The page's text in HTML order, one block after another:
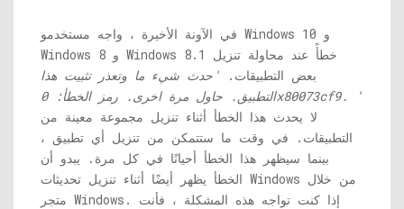
في الآونة الأخيرة ، واجه مستخدمو Windows 10 و
Windows 8 و Windows 8.1 خطأً عند محاولة تنزيل
بعض التطبيقات. 'حدث شيء ما وتعذر تثبيت هذا
التطبيق. حاول مرة اخرى. رمز الخطأ: 0x80073cf9. '
لا يحدث هذا الخطأ أثناء تنزيل مجموعة معينة من
التطبيقات. في وقت ما ستتمكن من تنزيل أي تطبيق ،
بينما سيظهر هذا الخطأ أحيانًا في كل مرة. يبدو أن
الخطأ يظهر أيضًا أثناء تنزيل تحديثات Windows من خلال
متجر Windows. إذا كنت تواجه هذه المشكلة ، فأنت